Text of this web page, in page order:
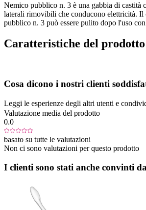
Nemico pubblico n. 3 è una gabbia di castità
laterali rimovibili che conducono elettricità. Il
pubblico n. 3 può essere pulito dopo l'uso
Caratteristiche del prodotto
Cosa dicono i nostri clienti
Leggi le esperienze degli altri utenti e
Valutazione media del prodotto
0.0
basato su tutte le valutazioni
Non ci sono valutazioni per questo prodotto
I clienti sono stati anche convinti